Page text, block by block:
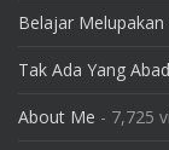
Belajar Melupakan
Tak Ada Yang
About Me - 7,725